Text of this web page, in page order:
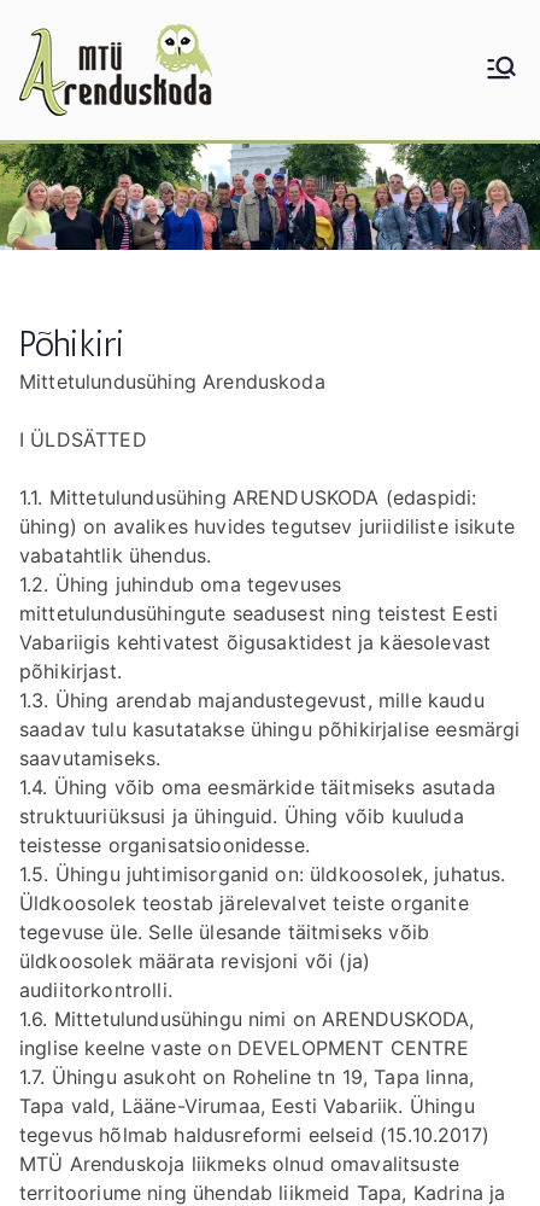
content
Põhikiri
Mittetulundusühing Arenduskoda
I ÜLDSÄTTED
1.1. Mittetulundusühing ARENDUSKODA (edaspidi:
ühing) on avalikes huvides tegutsev juriidiliste isikute
vabatahtlik ühendus.
1.2. Ühing juhindub oma tegevuses
mittetulundusühingute seadusest ning teistest Eesti
Vabariigis kehtivatest õigusaktidest ja käesolevast
põhikirjast.
1.3. Ühing arendab majandustegevust, mille kaudu
saadav tulu kasutatakse ühingu põhikirjalise eesmärgi
saavutamiseks.
1.4. Ühing võib oma eesmärkide täitmiseks asutada
struktuuriüksusi ja ühinguid. Ühing võib kuuluda
teistesse organisatsioonidesse.
1.5. Ühingu juhtimisorganid on: üldkoosolek, juhatus.
Üldkoosolek teostab järelevalvet teiste organite
tegevuse üle. Selle ülesande täitmiseks võib
üldkoosolek määrata revisjoni või (ja)
audiitorkontrolli.
1.6. Mittetulundusühingu nimi on ARENDUSKODA,
inglise keelne vaste on DEVELOPMENT CENTRE
1.7. Ühingu asukoht on Roheline tn 19, Tapa linna,
Tapa vald, Lääne-Virumaa, Eesti Vabariik. Ühingu
tegevus hõlmab haldusreformi eelseid (15.10.2017)
MTÜ Arenduskoja liikmeks olnud omavalitsuste
territooriume ning ühendab liikmeid Tapa, Kadrina ja